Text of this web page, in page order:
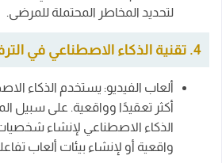
لتحديد المخاطر المحتملة للمرضى.
4. تقنية الذكاء الاصطناعي في الترفيه:
ألعاب الفيديو: يستخدم الذكاء
أكثر تعقيدًا وواقعية. على سبيل
الذكاء الاصطناعي لإنشاء
واقعية أو لإنشاء بيئات ألعاب